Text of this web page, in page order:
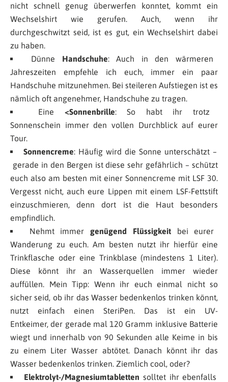
nicht schnell genug überwerfen konntet, kommt ein
Wechselshirt wie gerufen. Auch, wenn ihr
durchgeschwitzt seid, ist es gut, ein Wechselshirt dabei
zu haben.
Dünne Handschuhe: Auch in den wärmeren
Jahreszeiten empfehle ich euch, immer ein paar
Handschuhe mitzunehmen. Bei steileren Aufstiegen ist es
nämlich oft angenehmer, Handschuhe zu tragen.
Eine <Sonnenbrille: So habt ihr trotz
Sonnenschein immer den vollen Durchblick auf eurer
Tour.
Sonnencreme: Häufig wird die Sonne unterschätzt –
gerade in den Bergen ist diese sehr gefährlich – schützt
euch also am besten mit einer Sonnencreme mit LSF 30.
Vergesst nicht, auch eure Lippen mit einem LSF-Fettstift
einzuschmieren, denn dort ist die Haut besonders
empfindlich.
Nehmt immer genügend Flüssigkeitbei eurer
Wanderung zu euch. Am besten nutzt ihr hierfür eine
Trinkflasche oder eine Trinkblase (mindestens 1 Liter).
Diese könnt ihr an Wasserquellen immer wieder
auffüllen. Mein Tipp: Wenn ihr euch einmal nicht so
sicher seid, ob ihr das Wasser bedenkenlos trinken könnt,
nutzt einfach einen SteriPen. Das ist ein UV-
Entkeimer, der gerade mal 120 Gramm inklusive Batterie
wiegt und innerhalb von 90 Sekunden alle Keime in bis
zu einem Liter Wasser abtötet. Danach könnt ihr das
Wasser bedenkenlos trinken. Ziemlich cool, oder?
Elektrolyt-/Magnesiumtabletten solltet ihr ebenfalls